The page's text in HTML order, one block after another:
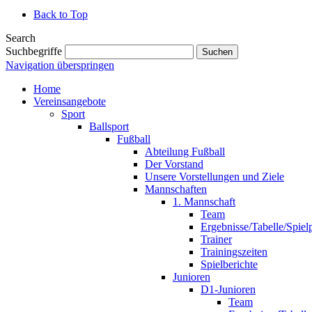
Back to Top
Search
Suchbegriffe
Suchen
Navigation überspringen
Home
Vereinsangebote
Sport
Ballsport
Fußball
Abteilung Fußball
Der Vorstand
Unsere Vorstellungen und Ziele
Mannschaften
1. Mannschaft
Team
Ergebnisse/Tabelle/
Trainer
Trainingszeiten
Spielberichte
Junioren
D1-Junioren
Team